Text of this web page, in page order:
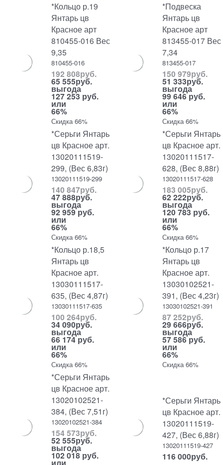
*Кольцо р.19
Янтарь цв
Красное арт
810455-016 Вес
9,35
810455-016
192 808руб.
65 555руб.
выгода
127 253 руб.
или
66%
Скидка 66%
*Подвеска
Янтарь цв
Красное арт
813455-017 Вес
7,34
813455-017
150 979руб.
51 333руб.
выгода
99 646 руб.
или
66%
Скидка 66%
*Серьги Янтарь
цв Красное арт.
13020111519-
299, (Вес 6,83г)
13020111519-299
140 847руб.
47 888руб.
выгода
92 959 руб.
или
66%
Скидка 66%
*Серьги Янтарь
цв Красное арт.
13020111517-
628, (Вес 8,88г)
13020111517-628
183 005руб.
62 222руб.
выгода
120 783 руб.
или
66%
Скидка 66%
*Кольцо р.18,5
Янтарь цв
Красное арт.
13030111517-
635, (Вес 4,87г)
13030111517-635
100 264руб.
34 090руб.
выгода
66 174 руб.
или
66%
Скидка 66%
*Кольцо р.17
Янтарь цв
Красное арт.
13030102521-
391, (Вес 4,23г)
13030102521-391
87 252руб.
29 666руб.
выгода
57 586 руб.
или
66%
Скидка 66%
*Серьги Янтарь
цв Красное арт.
13020102521-
384, (Вес 7,51г)
13020102521-384
154 573руб.
52 555руб.
выгода
102 018 руб.
*Серьги Янтарь
цв Красное арт.
13020111519-
427, (Вес 6,88г)
13020111519-427
116 000руб.